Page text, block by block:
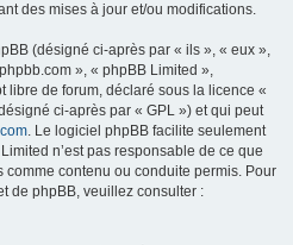
des mises à jour et/ou modifications.
(désigné ci-après par « ils », « eux »,
», « phpBB Limited »,
libre de forum, déclaré sous la licence «
ci-après par « GPL ») et qui peut
. Le logiciel phpBB facilite seulement
n’est pas responsable de ce que
comme contenu ou conduite permis. Pour
de phpBB, veuillez consulter :